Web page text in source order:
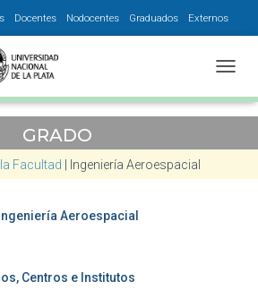
Docentes Nodocentes Graduados Externos
GRADO
Facultad Ingeniería Aeroespacial
Aeroespacial
Centros e Institutos